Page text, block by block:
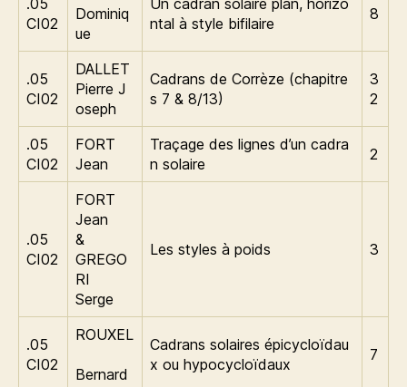
.05
CI02
Dominiq
ue
Un cadran solaire plan, horizo
ntal à style bifilaire
8
.05
CI02
DALLET
Pierre J
oseph
Cadrans de Corrèze (chapitre
s 7 & 8/13)
3
2
.05
CI02
FORT
Jean
Traçage des lignes d’un cadra
n solaire
2
.05
CI02
FORT
Jean
&
GREGO
RI
Serge
Les styles à poids 3
.05
CI02
ROUXEL
Bernard
Cadrans solaires épicycloïdau
x ou hypocycloïdaux
7